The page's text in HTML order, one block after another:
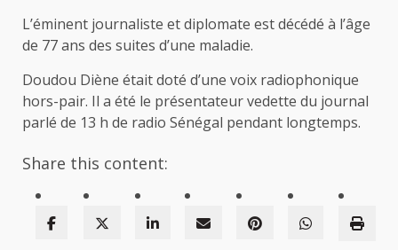
L’éminent journaliste et diplomate est décédé à l’âge
de 77 ans des suites d’une maladie.
Doudou Diène était doté d’une voix radiophonique
hors-pair. Il a été le présentateur vedette du journal
parlé de 13 h de radio Sénégal pendant longtemps.
Share this content: